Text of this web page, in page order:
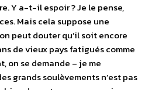
Y a-t-il espoir ? Je le pense,
Mais cela suppose une
peut douter qu’il soit encore
de vieux pays fatigués comme
on se demande – je me
grands soulèvements n’est pas